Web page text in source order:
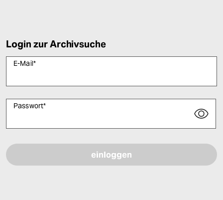
Login zur Archivsuche
E-Mail*
Passwort*